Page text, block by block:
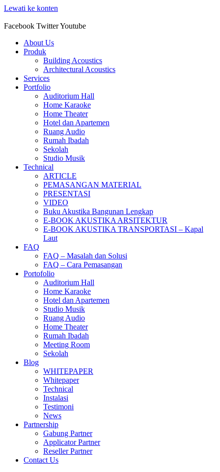
Lewati ke konten
Facebook TwitterYoutube
About Us
Produk
Building Acoustics
Architectural Acoustics
Services
Portfolio
Auditorium Hall
Home Karaoke
Home Theater
Hotel dan Apartemen
Ruang Audio
Rumah Ibadah
Sekolah
Studio Musik
Technical
ARTICLE
PEMASANGAN MATERIAL
PRESENTASI
VIDEO
Buku Akustika Bangunan Lengkap
E-BOOK AKUSTIKA ARSITEKTUR
E-BOOK AKUSTIKA TRANSPORTASI – Kapal
Laut
FAQ
FAQ – Masalah dan Solusi
FAQ – Cara Pemasangan
Portofolio
Auditorium Hall
Home Karaoke
Hotel dan Apartemen
Studio Musik
Ruang Audio
Home Theater
Rumah Ibadah
Meeting Room
Sekolah
Blog
WHITEPAPER
Whitepaper
Technical
Instalasi
Testimoni
News
Partnership
Gabung Partner
Applicator Partner
Reseller Partner
Contact Us